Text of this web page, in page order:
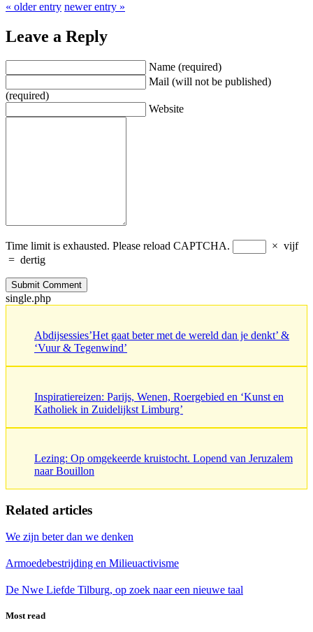
« older entry newer entry »
Leave a Reply
Name (required)
Mail (will not be published)
(required)
Website
Time limit is exhausted. Please reload CAPTCHA. × vijf
= dertig
single.php
Abdijsessies’Het gaat beter met de wereld dan je denkt’ &
‘Vuur & Tegenwind’
Inspiratiereizen: Parijs, Wenen, Roergebied en ‘Kunst en
Katholiek in Zuidelijkst Limburg’
Lezing: Op omgekeerde kruistocht. Lopend van Jeruzalem
naar Bouillon
Related articles
We zijn beter dan we denken
Armoedebestrijding en Milieuactivisme
De Nwe Liefde Tilburg, op zoek naar een nieuwe taal
Most read